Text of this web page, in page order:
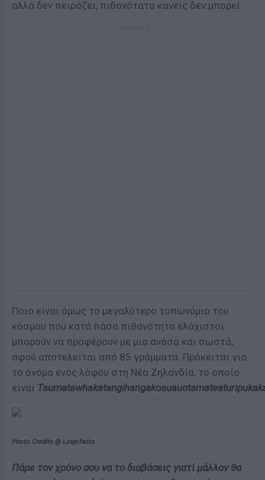
αλλά δεν πειράζει, πιθανότατα κανείς δεν μπορεί.
Ποιο είναι όμως το μεγαλύτερο τοπωνύμιο του
κόσμου που κατά πάσα πιθανότητα ελάχιστοι
μπορούν να προφέρουν με μια ανάσα και σωστά,
αφού αποτελείται από 85 γράμματα. Πρόκειται για
το όνομα ενός λόφου στη Νέα Ζηλανδία, το οποίο
είναι
Photo Credits @ Lingofacts
Πάρε τον χρόνο σου να το διαβάσεις γιατί μάλλον θα